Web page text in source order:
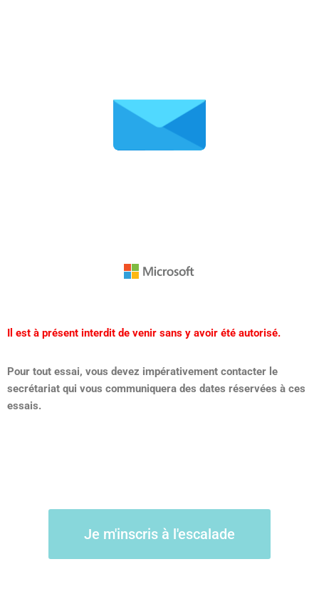
Il est à présent interdit de venir sans y avoir été autorisé.
Pour tout essai, vous devez impérativement contacter le
secrétariat qui vous communiquera des dates réservées à ces
essais.
Je m'inscris à l'escalade